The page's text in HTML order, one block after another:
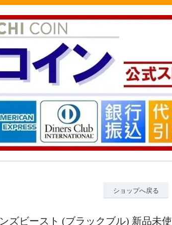
ショップへ戻る
ズビースト (ブラックブル) 新品未使